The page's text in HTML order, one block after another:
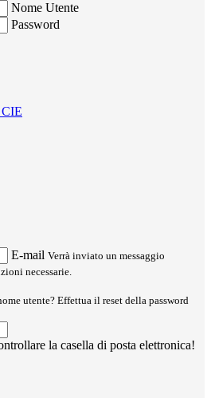
Nome Utente
Password
E-mail Verrà inviato un messaggio
necessarie.
utente? Effettua il reset della password
la casella di posta elettronica!